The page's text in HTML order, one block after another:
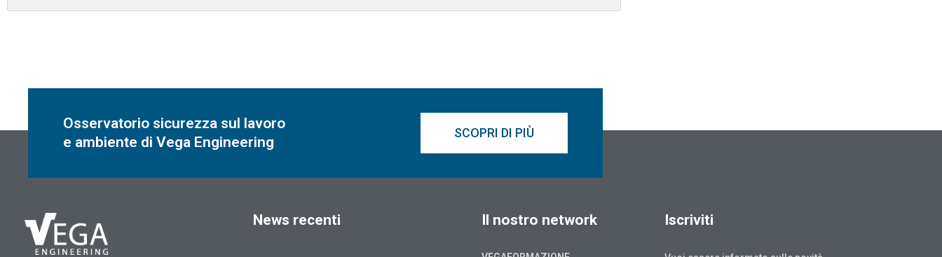
Osservatorio sicurezza sul lavoro
e ambiente di Vega Engineering
SCOPRI DI PIÙ
News recenti Il nostro network Iscriviti